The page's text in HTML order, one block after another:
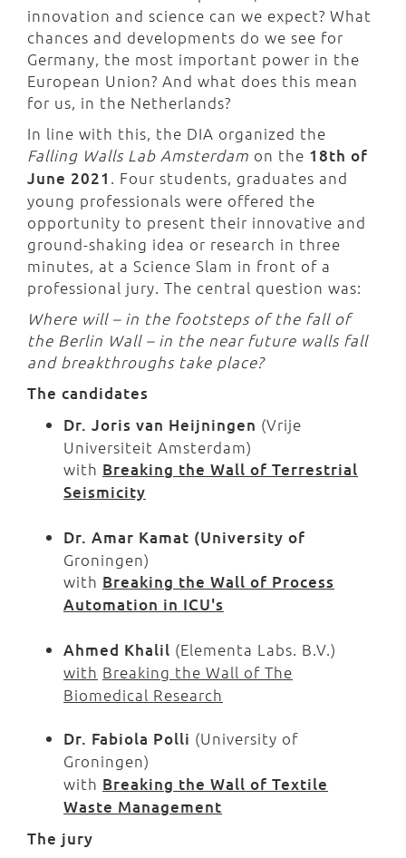
innovation and science can we expect? What
chances and developments do we see for
Germany, the most important power in the
European Union? And what does this mean
for us, in the Netherlands?
In line with this, the DIA organized the
Falling Walls Lab Amsterdam on the 18th of
June 2021 . Four students, graduates and
young professionals were offered the
opportunity to present their innovative and
ground-shaking idea or research in three
minutes, at a Science Slam in front of a
professional jury. The central question was:
Where will – in the footsteps of the fall of
the Berlin Wall – in the near future walls fall
and breakthroughs take place?
The candidates
Dr. Joris van Heijningen (Vrije
Universiteit Amsterdam)
with Breaking the Wall of Terrestrial
Seismicity
Dr. Amar Kamat (University of
Groningen)
with Breaking the Wall of Process
Automation in ICU's
Ahmed Khalil (Elementa Labs. B.V.)
with Breaking the Wall of The
Biomedical Research
Dr. Fabiola Polli (University of
Groningen)
with Breaking the Wall of Textile
Waste Management
The jury